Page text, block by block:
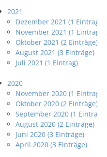
2021
Dezember 2021 (1 Eintrag)
November 2021 (1 Eintrag)
Oktober 2021 (2 Einträge)
August 2021 (3 Einträge)
Juli 2021 (1 Eintrag)
2020
November 2020 (1 Eintrag)
Oktober 2020 (2 Einträge)
September 2020 (1 Eintrag)
August 2020 (2 Einträge)
Juni 2020 (3 Einträge)
April 2020 (3 Einträge)